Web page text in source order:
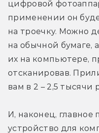
цифровой
применении он
на троечку. Можно
на обычной бумаге,
их на компьютере,
отсканировав.
вам в 2 – 2,5 тысячи
И, наконец,
устройство для